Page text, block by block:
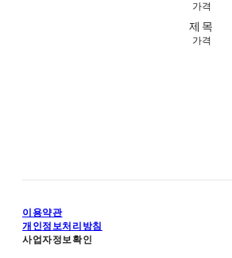
가격
제목
가격
이용약관
개인정보처리방침
사업자정보확인